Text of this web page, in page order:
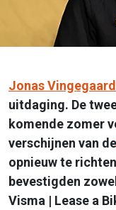
Jonas Vingegaard
uitdaging. De
komende zomer
verschijnen van de
opnieuw te
bevestigden
Visma | Lease a